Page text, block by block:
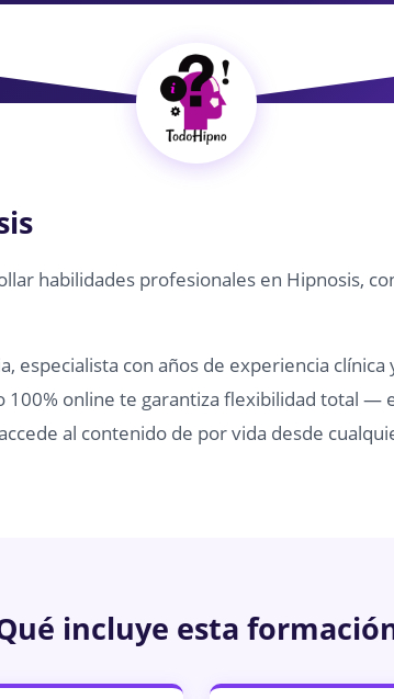
habilidades profesionales en Hipnosis,
especialista con años de experiencia
online te garantiza flexibilidad total —
al contenido de por vida desde
incluye esta